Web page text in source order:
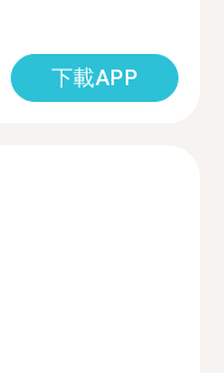
下載APP